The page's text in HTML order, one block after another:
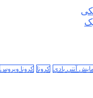
آنتی بادی کرونا کرونا ویروس